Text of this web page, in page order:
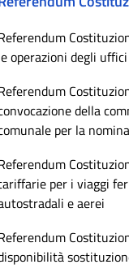
operazioni degli
della
per la
per i viaggi
e aerei